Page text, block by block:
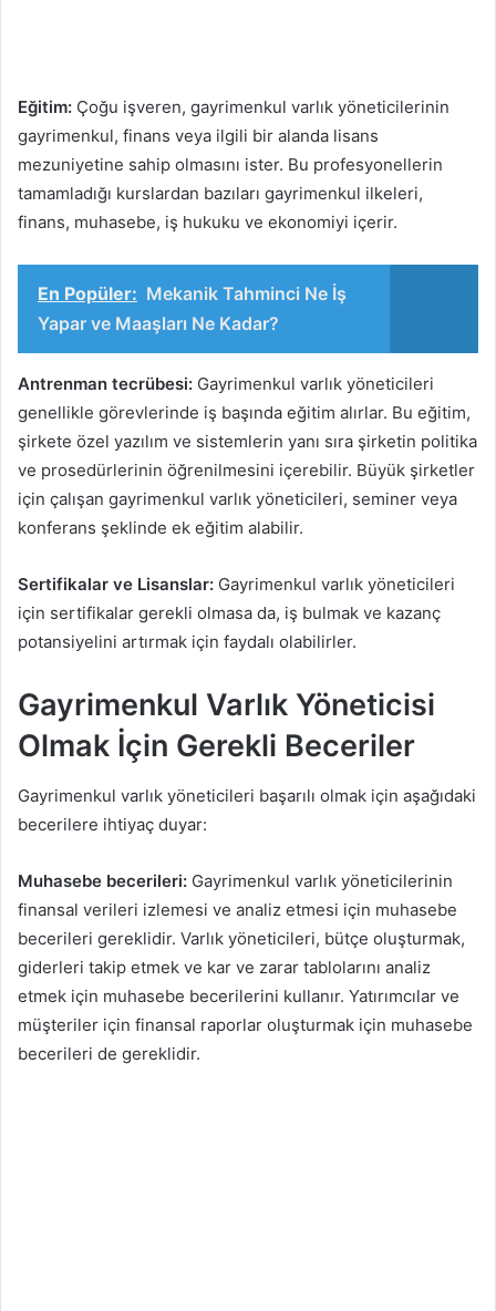
Eğitim: Çoğu işveren, gayrimenkul varlık yöneticilerinin
gayrimenkul, finans veya ilgili bir alanda lisans
mezuniyetine sahip olmasını ister. Bu profesyonellerin
tamamladığı kurslardan bazıları gayrimenkul ilkeleri,
finans, muhasebe, iş hukuku ve ekonomiyi içerir.
En Popüler: Mekanik Tahminci Ne İş
Yapar ve Maaşları Ne Kadar?
Antrenman tecrübesi: Gayrimenkul varlık yöneticileri
genellikle görevlerinde iş başında eğitim alırlar. Bu eğitim,
şirkete özel yazılım ve sistemlerin yanı sıra şirketin politika
ve prosedürlerinin öğrenilmesini içerebilir. Büyük şirketler
için çalışan gayrimenkul varlık yöneticileri, seminer veya
konferans şeklinde ek eğitim alabilir.
Sertifikalar ve Lisanslar: Gayrimenkul varlık yöneticileri
için sertifikalar gerekli olmasa da, iş bulmak ve kazanç
potansiyelini artırmak için faydalı olabilirler.
Gayrimenkul Varlık Yöneticisi
Olmak İçin Gerekli Beceriler
Gayrimenkul varlık yöneticileri başarılı olmak için aşağıdaki
becerilere ihtiyaç duyar:
Muhasebe becerileri: Gayrimenkul varlık yöneticilerinin
finansal verileri izlemesi ve analiz etmesi için muhasebe
becerileri gereklidir. Varlık yöneticileri, bütçe oluşturmak,
giderleri takip etmek ve kar ve zarar tablolarını analiz
etmek için muhasebe becerilerini kullanır. Yatırımcılar ve
müşteriler için finansal raporlar oluşturmak için muhasebe
becerileri de gereklidir.